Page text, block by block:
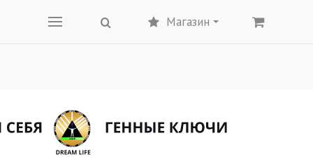
Магазин